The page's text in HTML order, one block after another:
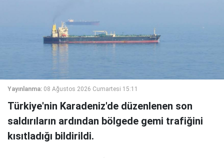
Yayınlanma: 08 Ağustos 2026 Cumartesi 15:11
Türkiye'nin Karadeniz'de düzenlenen son
saldırıların ardından bölgede gemi trafiğini
kısıtladığı bildirildi.